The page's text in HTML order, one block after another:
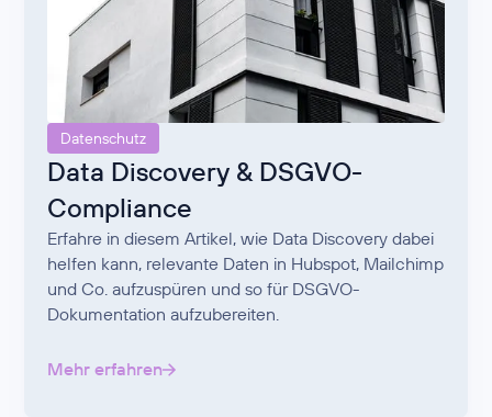
Datenschutz
Data Discovery & DSGVO-
Compliance
Erfahre in diesem Artikel, wie Data Discovery dabei
helfen kann, relevante Daten in Hubspot, Mailchimp
und Co. aufzuspüren und so für DSGVO-
Dokumentation aufzubereiten.
Mehr erfahren